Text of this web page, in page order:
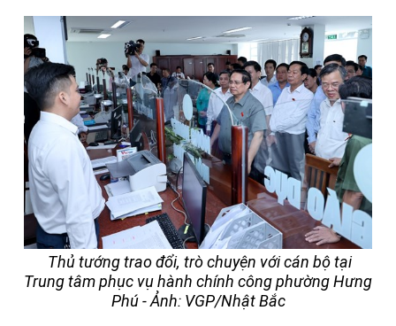
Thủ tướng trao đổi, trò chuyện với cán bộ tại
Trung tâm phục vụ hành chính công phường Hưng
Phú - Ảnh: VGP/Nhật Bắc